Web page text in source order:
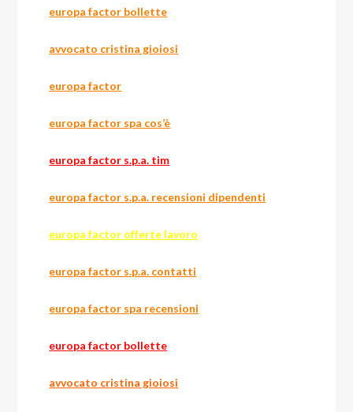
europa factor bollette
avvocato cristina gioiosi
europa factor
europa factor spa cos’è
europa factor s.p.a. tim
europa factor s.p.a. recensioni dipendenti
europa factor offerte lavoro
europa factor s.p.a. contatti
europa factor spa recensioni
europa factor bollette
avvocato cristina gioiosi